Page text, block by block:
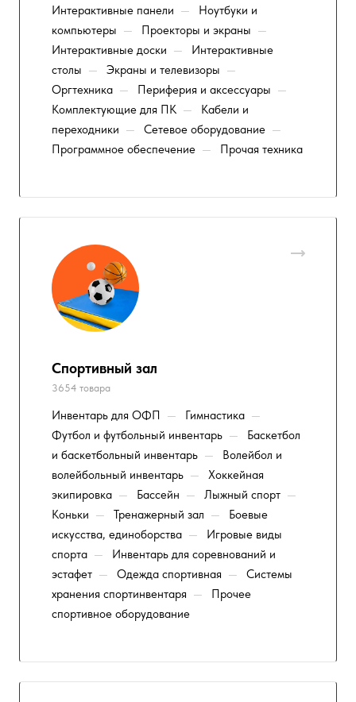
Интерактивные панели —
Ноутбуки и
компьютеры — Проекторы и экраны —
Интерактивные доски —
Интерактивные
столы — Экраны и телевизоры —
Оргтехника — Периферия и аксессуары —
Комплектующие для ПК —
Кабели и
переходники — Сетевое оборудование —
Программное обеспечение — Прочая техника
Спортивный зал
3654 товара
Инвентарь для ОФП — Гимнастика —
Футбол и футбольный инвентарь —
Баскетбол
и баскетбольный инвентарь —
Волейбол и
волейбольный инвентарь —
Хоккейная
экипировка — Бассейн — Лыжный спорт —
Коньки — Тренажерный зал —
Боевые
искусства, единоборства —
Игровые виды
спорта —
Инвентарь для соревнований и
эстафет — Одежда спортивная —
Системы
хранения спортинвентаря —
Прочее
спортивное оборудование